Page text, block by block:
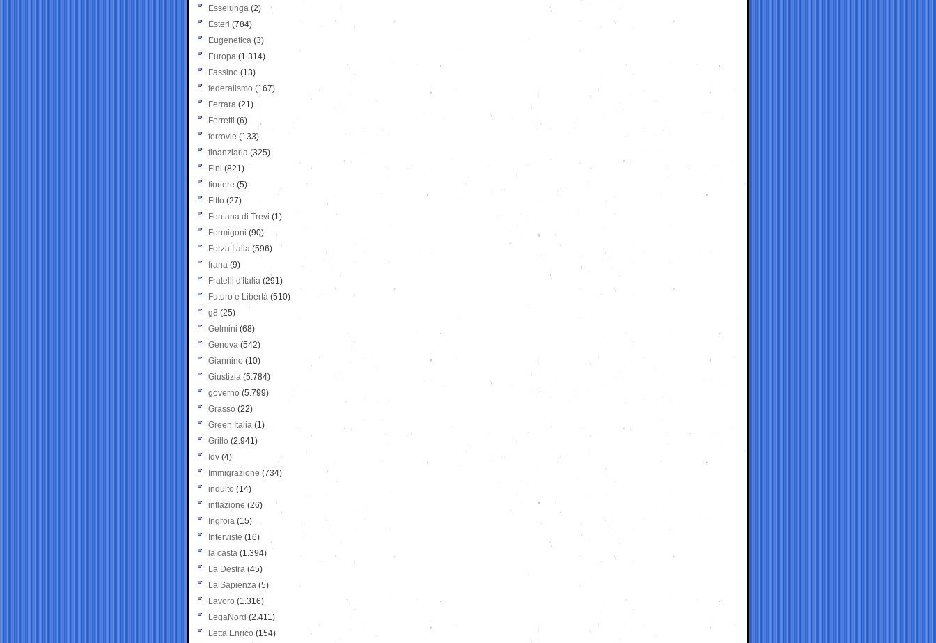
Esselunga (2)
Esteri (784)
Eugenetica (3)
Europa (1.314)
Fassino (13)
federalismo (167)
Ferrara (21)
Ferretti (6)
ferrovie (133)
finanziaria (325)
Fini (821)
fioriere (5)
Fitto (27)
Fontana di Trevi (1)
Formigoni (90)
Forza Italia (596)
frana (9)
Fratelli d'Italia (291)
Futuro e Libertà (510)
g8 (25)
Gelmini (68)
Genova (542)
Giannino (10)
Giustizia (5.784)
governo (5.799)
Grasso (22)
Green Italia (1)
Grillo (2.941)
Idv (4)
Immigrazione (734)
indulto (14)
inflazione (26)
Ingroia (15)
Interviste (16)
la casta (1.394)
La Destra (45)
La Sapienza (5)
Lavoro (1.316)
LegaNord (2.411)
Letta Enrico (154)